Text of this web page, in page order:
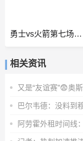
勇士vs火箭第七场全场回放
相关资讯